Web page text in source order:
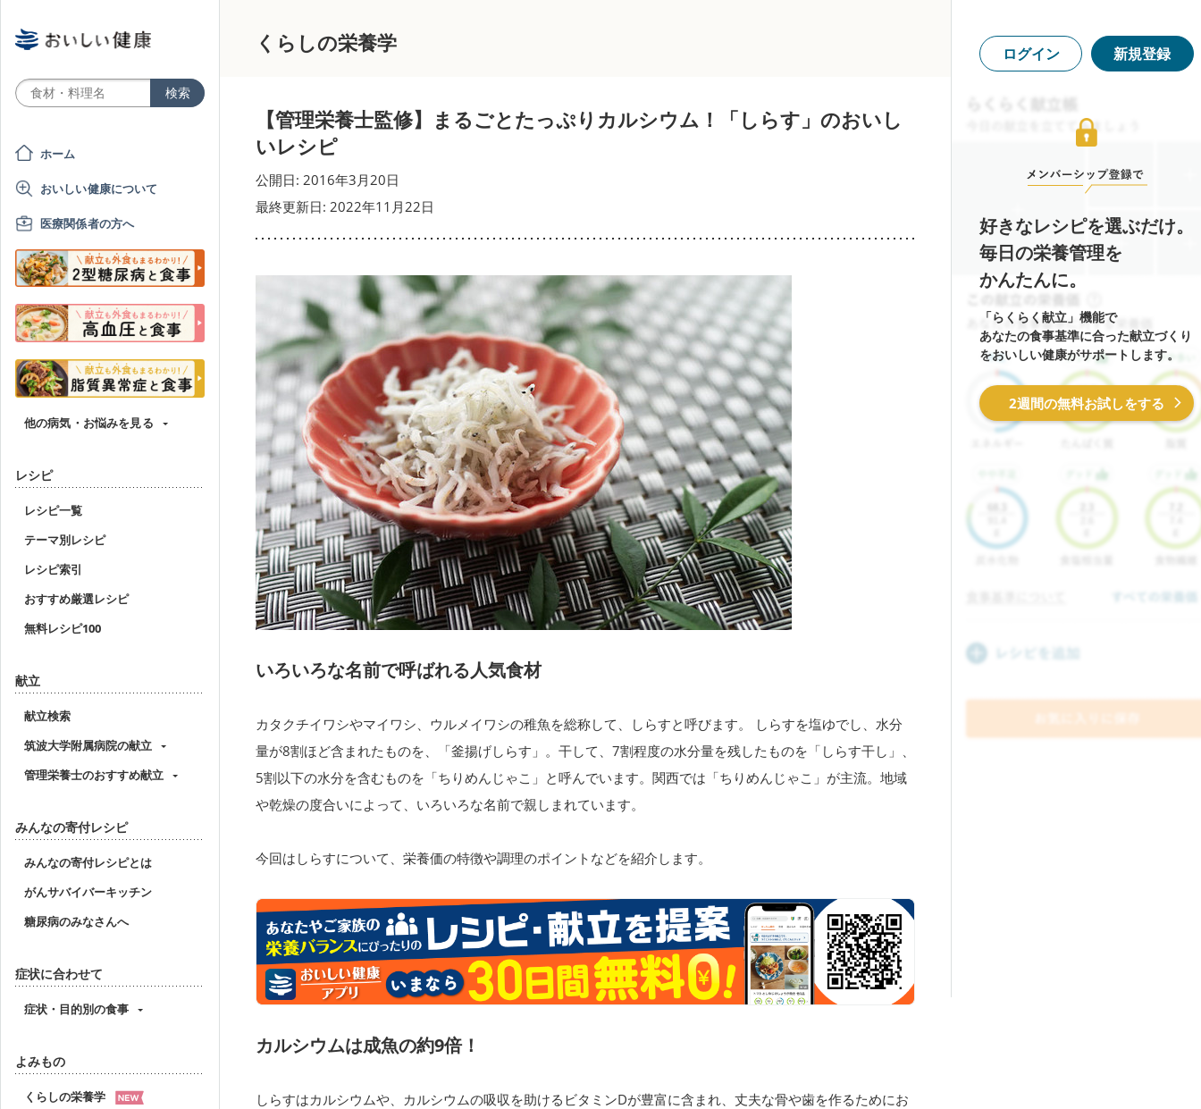
ホーム
おいしい健康について
医療関係者の方へ
他の病気・お悩みを見る
レシピ
レシピ一覧
テーマ別レシピ
レシピ索引
おすすめ厳選レシピ
無料レシピ100
献立
献立検索
筑波大学附属病院の献立
管理栄養士のおすすめ献立
みんなの寄付レシピ
みんなの寄付レシピとは
がんサバイバーキッチン
糖尿病のみなさんへ
症状に合わせて
症状・目的別の食事
よみもの
くらしの栄養学
くらしの栄養学
【管理栄養士監修】まるごとたっぷりカルシウム！「しらす」のおいし
いレシピ
公開日: 2016年3月20日
最終更新日: 2022年11月22日
いろいろな名前で呼ばれる人気食材
カタクチイワシやマイワシ、ウルメイワシの稚魚を総称して、しらすと呼びます。 しらすを塩ゆでし、水分
量が8割ほど含まれたものを、「釜揚げしらす」。干して、7割程度の水分量を残したものを「しらす干し」、
5割以下の水分を含むものを「ちりめんじゃこ」と呼んでいます。関西では「ちりめんじゃこ」が主流。地域
や乾燥の度合いによって、いろいろな名前で親しまれています。
今回はしらすについて、栄養価の特徴や調理のポイントなどを紹介します。
カルシウムは成魚の約9倍！
しらすはカルシウムや、カルシウムの吸収を助けるビタミンDが豊富に含まれ、丈夫な骨や歯を作るためにお
ログイン 新規登録
好きなレシピを選ぶだけ。
毎日の栄養管理を
かんたんに。
「らくらく献立」機能で
あなたの食事基準に合った献立づくり
をおいしい健康がサポートします。
2週間の無料お試しをする